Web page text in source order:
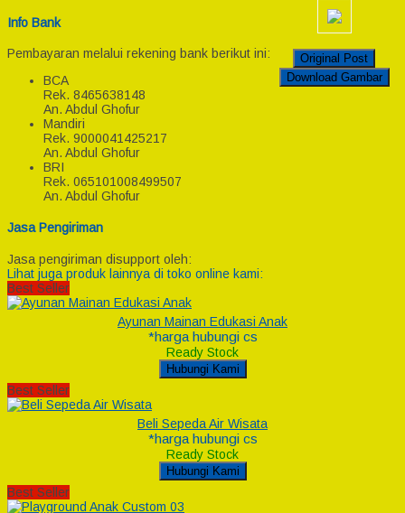
Info Bank
Pembayaran melalui rekening bank berikut ini:
BCA
Rek. 8465638148
An. Abdul Ghofur
Mandiri
Rek. 9000041425217
An. Abdul Ghofur
BRI
Rek. 065101008499507
An. Abdul Ghofur
Jasa Pengiriman
Jasa pengiriman disupport oleh:
Original Post
Download Gambar
Lihat juga produk lainnya di toko online kami:
Best Seller
Ayunan Mainan Edukasi Anak
*harga hubungi cs
Ready Stock
Hubungi Kami
Best Seller
Beli Sepeda Air Wisata
*harga hubungi cs
Ready Stock
Hubungi Kami
Best Seller